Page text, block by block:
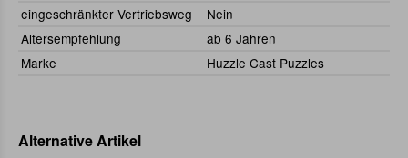
eingeschränkter Vertriebsweg
Nein
Altersempfehlung
ab 6 Jahren
Marke
Huzzle Cast Puzzles
Alternative Artikel